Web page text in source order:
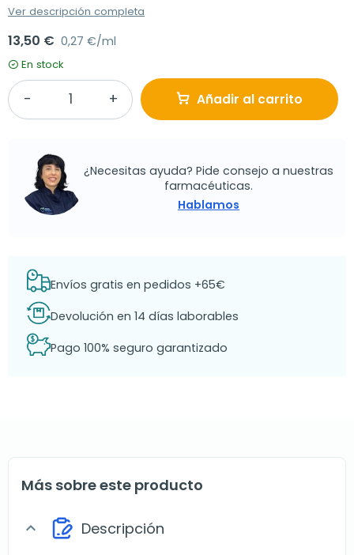
Ver descripción completa
13,50 € 0,27 €/ml
En stock
Añadir al carrito
¿Necesitas ayuda? Pide consejo a nuestras
farmacéuticas.
Hablamos
Envíos gratis en pedidos +65€
Devolución en 14 días laborables
Pago 100% seguro garantizado
Más sobre este producto
expand_more Descripción